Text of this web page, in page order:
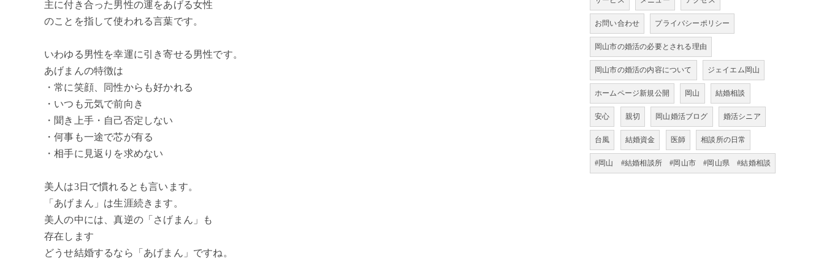
主に付き合った男性の運をあげる女性
のことを指して使われる言葉です。
いわゆる男性を幸運に引き寄せる男性です。
あげまんの特徴は
・常に笑顔、同性からも好かれる
・いつも元気で前向き
・聞き上手・自己否定しない
・何事も一途で芯が有る
・相手に見返りを求めない
美人は3日で慣れるとも言います。
「あげまん」は生涯続きます。
美人の中には、真逆の「さげまん」も
存在します
どうせ結婚するなら「あげまん」ですね。
お問い合わせ プライバシーポリシー
岡山市の婚活の必要とされる理由
岡山市の婚活の内容について ジェイエム岡山
ホームページ新規公開 岡山 結婚相談
安心 親切 岡山婚活ブログ 婚活シニア
台風 結婚資金 医師 相談所の日常
#岡山 #結婚相談所 #岡山市 #岡山県 #結婚相談